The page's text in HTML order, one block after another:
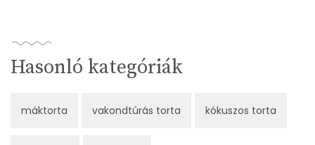
Hasonló kategóriák
máktorta vakondtúrás torta kókuszos torta